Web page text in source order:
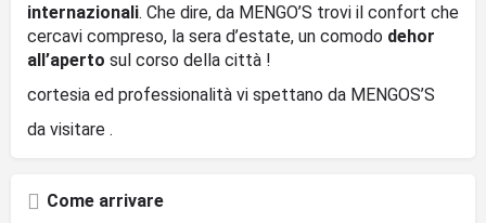
internazionali. Che dire, da MENGO’S trovi il confort che
cercavi compreso, la sera d’estate, un comodo dehor
all’aperto sul corso della città !
cortesia ed professionalità vi spettano da MENGOS’S
da visitare .
Come arrivare